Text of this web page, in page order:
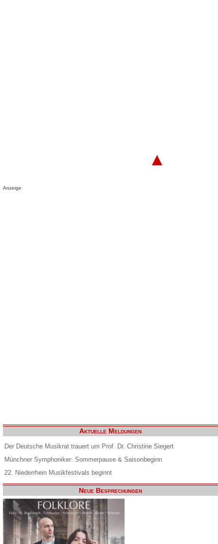
▲
Anzeige
Aktuelle Meldungen
Der Deutsche Musikrat trauert um Prof. Dr. Christine Siegert
Münchner Symphoniker: Sommerpause & Saisonbeginn
22. Niederrhein Musikfestivals beginnt
Neue Besprechungen